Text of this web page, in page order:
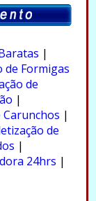
|
de Formigas
de
|
Carunchos |
de
|
24hrs |